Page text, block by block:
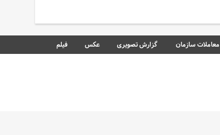
معاملات سازمان گزارش تصویری عکس فیلم